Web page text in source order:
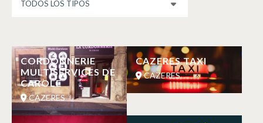
CORDONNERIE
MULTISERVICES DE
CAROLE
CAZERES
CAZERES TAXI
CAZERES